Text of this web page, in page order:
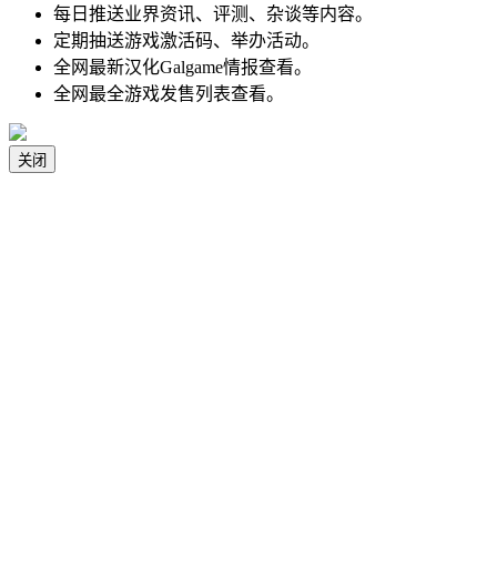
每日推送业界资讯、评测、杂谈等内容。
定期抽送游戏激活码、举办活动。
全网最新汉化Galgame情报查看。
全网最全游戏发售列表查看。
关闭